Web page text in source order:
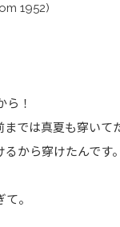
1952)
ら！
では真夏も穿いて
から穿けたんです。
。